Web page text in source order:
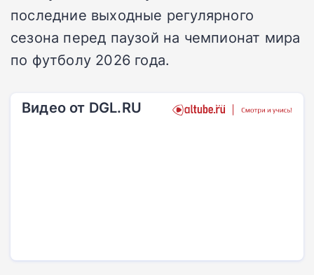
последние выходные регулярного
сезона перед паузой на чемпионат мира
по футболу 2026 года.
Видео от DGL.RU